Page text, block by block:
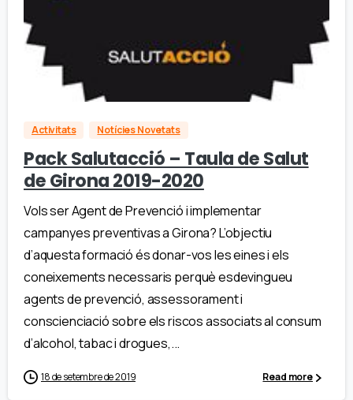
Activitats Notícies Novetats
Pack Salutacció – Taula de Salut
de Girona 2019-2020
Vols ser Agent de Prevenció i implementar
campanyes preventivas a Girona? L’objectiu
d’aquesta formació és donar-vos les eines i els
coneixements necessaris perquè esdevingueu
agents de prevenció, assessorament i
conscienciació sobre els riscos associats al consum
d’alcohol, tabac i drogues,...
18 de setembre de 2019 Read more